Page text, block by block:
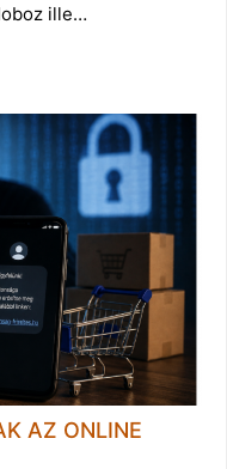
ille…
AZ ONLINE